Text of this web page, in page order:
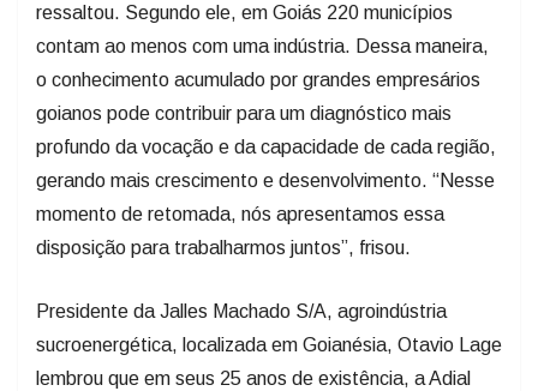
ressaltou. Segundo ele, em Goiás 220 municípios
contam ao menos com uma indústria. Dessa maneira,
o conhecimento acumulado por grandes empresários
goianos pode contribuir para um diagnóstico mais
profundo da vocação e da capacidade de cada região,
gerando mais crescimento e desenvolvimento. “Nesse
momento de retomada, nós apresentamos essa
disposição para trabalharmos juntos”, frisou.
Presidente da Jalles Machado S/A, agroindústria
sucroenergética, localizada em Goianésia, Otavio Lage
lembrou que em seus 25 anos de existência, a Adial